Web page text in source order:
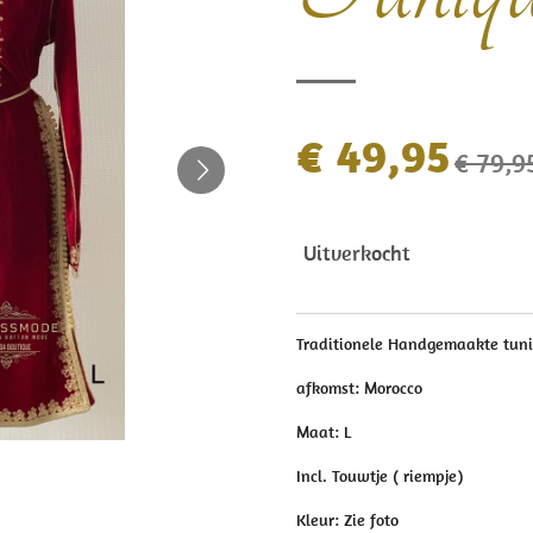
€ 49,95€
Uitverkocht
Traditionele Handgemaakte
afkomst: Morocco
Maat: L
Incl. Touwtje ( riempje)
Kleur: Zie foto